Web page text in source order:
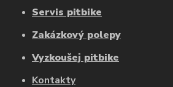
Servis pitbike
Zakázkový polepy
Vyzkoušej pitbike
Kontakty